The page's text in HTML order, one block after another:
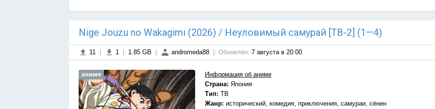
Nige Jouzu no Wakagimi (2026) / Неуловимый самурай [ТВ-2] (1—4)
11 1 1.85 GB andromeda88 Обновлён: 7 августа в 20:00
аниме
Информация об аниме
Страна: Япония
Тип: ТВ
Жанр: исторический, комедия, приключения, самураи, сёнен